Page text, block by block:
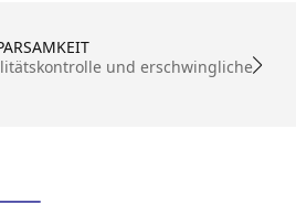
und erschwingliche